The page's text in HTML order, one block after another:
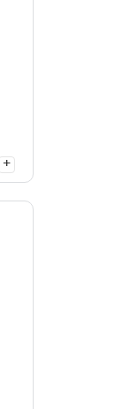
+